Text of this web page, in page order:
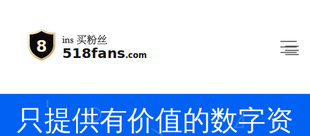
只提供有价值的数字资